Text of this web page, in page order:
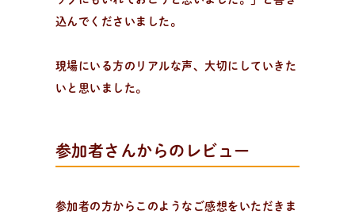
込んでくださいました。
現場にいる方のリアルな声、大切にしていきた
いと思いました。
参加者さんからのレビュー
参加者の方からこのようなご感想をいただきま